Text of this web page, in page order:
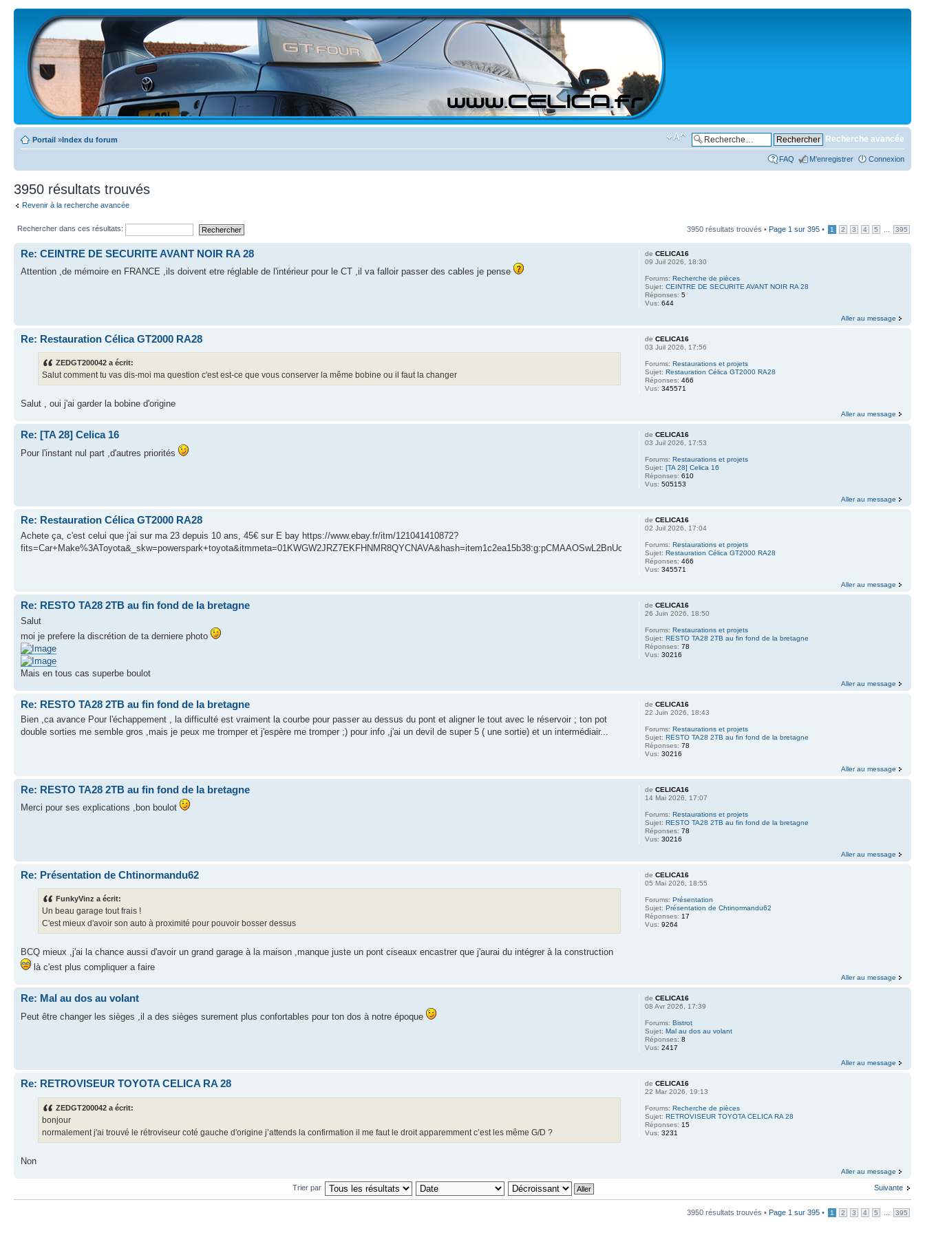
Portail »Index du forum Recherche avancée
FAQ M’enregistrer Connexion
3950 résultats trouvés
Revenir à la recherche avancée
Rechercher dans ces résultats: 3950 résultats trouvés • Page 1 sur 395 • 1 2 3 4 5 395
Re: CEINTRE DE SECURITE AVANT NOIR RA 28
Attention ,de mémoire en FRANCE ,ils doivent etre réglable de l'intérieur pour le CT ,il va falloir passer des cables je pense
de CELICA16
09 Juil 2026, 18:30
Forums: Recherche de pièces
Sujet: CEINTRE DE SECURITE AVANT NOIR RA 28
Réponses: 5
Vus: 644
Aller au message
Re: Restauration Célica GT2000 RA28
ZEDGT200042 a écrit:
Salut comment tu vas dis-moi ma question c'est est-ce que vous conserver la même bobine ou il faut la changer
Salut , oui j'ai garder la bobine d'origine
de CELICA16
03 Juil 2026, 17:56
Forums: Restaurations et projets
Sujet: Restauration Célica GT2000 RA28
Réponses: 466
Vus: 345571
Aller au message
Re: [TA 28] Celica 16
Pour l'instant nul part ,d'autres priorités
de CELICA16
03 Juil 2026, 17:53
Forums: Restaurations et projets
Sujet: [TA 28] Celica 16
Réponses: 610
Vus: 505153
Aller au message
Re: Restauration Célica GT2000 RA28
Achete ça, c'est celui que j'ai sur ma 23 depuis 10 ans, 45€ sur E bay https://www.ebay.fr/itm/121041410872?
fits=Car+Make%3AToyota&_skw=powerspark+toyota&itmmeta=01KWGW2JRZ7EKFHNMR8QYCNAVA&hash=item1c2ea15b38:g:pCMAAOSwL2BnUcVa&itmprp=enc%3AAQALAAAA8GfYFPkwiKCW4Z...
de CELICA16
02 Juil 2026, 17:04
Forums: Restaurations et projets
Sujet: Restauration Célica GT2000 RA28
Réponses: 466
Vus: 345571
Aller au message
Re: RESTO TA28 2TB au fin fond de la bretagne
Salut
moi je prefere la discrétion de ta derniere photo
Mais en tous cas superbe boulot
de CELICA16
26 Juin 2026, 18:50
Forums: Restaurations et projets
Sujet: RESTO TA28 2TB au fin fond de la bretagne
Réponses: 78
Vus: 30216
Aller au message
Re: RESTO TA28 2TB au fin fond de la bretagne
Bien ,ca avance Pour l'échappement , la difficulté est vraiment la courbe pour passer au dessus du pont et aligner le tout avec le réservoir ; ton pot
double sorties me semble gros ,mais je peux me tromper et j'espère me tromper ;) pour info ,j'ai un devil de super 5 ( une sortie) et un intermédiair...
de CELICA16
22 Juin 2026, 18:43
Forums: Restaurations et projets
Sujet: RESTO TA28 2TB au fin fond de la bretagne
Réponses: 78
Vus: 30216
Aller au message
Re: RESTO TA28 2TB au fin fond de la bretagne
Merci pour ses explications ,bon boulot
de CELICA16
14 Mai 2026, 17:07
Forums: Restaurations et projets
Sujet: RESTO TA28 2TB au fin fond de la bretagne
Réponses: 78
Vus: 30216
Aller au message
Re: Présentation de Chtinormandu62
FunkyVinz a écrit:
Un beau garage tout frais !
C'est mieux d'avoir son auto à proximité pour pouvoir bosser dessus
BCQ mieux ,j'ai la chance aussi d'avoir un grand garage à la maison ,manque juste un pont ciseaux encastrer que j'aurai du intégrer à la construction
là c'est plus compliquer a faire
de CELICA16
05 Mai 2026, 18:55
Forums: Présentation
Sujet: Présentation de Chtinormandu62
Réponses: 17
Vus: 9264
Aller au message
Re: Mal au dos au volant
Peut être changer les sièges ,il a des sièges surement plus confortables pour ton dos à notre époque
de CELICA16
08 Avr 2026, 17:39
Forums: Bistrot
Sujet: Mal au dos au volant
Réponses: 8
Vus: 2417
Aller au message
Re: RETROVISEUR TOYOTA CELICA RA 28
ZEDGT200042 a écrit:
bonjour
normalement j'ai trouvé le rétroviseur coté gauche d'origine j’attends la confirmation il me faut le droit apparemment c’est les même G/D ?
Non
de CELICA16
22 Mar 2026, 19:13
Forums: Recherche de pièces
Sujet: RETROVISEUR TOYOTA CELICA RA 28
Réponses: 15
Vus: 3231
Aller au message
Suivante
Trier par
3950 résultats trouvés • Page 1 sur 395 • 1 2 3 4 5 395